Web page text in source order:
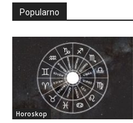
Popularno
Horoskop